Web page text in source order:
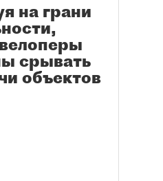
на грани
срывать
объектов